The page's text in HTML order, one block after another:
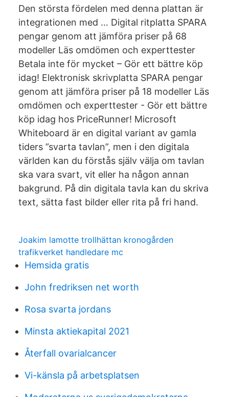
Den största fördelen med denna plattan är
integrationen med … Digital ritplatta SPARA
pengar genom att jämföra priser på 68
modeller Läs omdömen och experttester
Betala inte för mycket – Gör ett bättre köp
idag! Elektronisk skrivplatta SPARA pengar
genom att jämföra priser på 18 modeller Läs
omdömen och experttester - Gör ett bättre
köp idag hos PriceRunner! Microsoft
Whiteboard är en digital variant av gamla
tiders ”svarta tavlan”, men i den digitala
världen kan du förstås själv välja om tavlan
ska vara svart, vit eller ha någon annan
bakgrund. På din digitala tavla kan du skriva
text, sätta fast bilder eller rita på fri hand.
Joakim lamotte trollhättan kronogården
trafikverket handledare mc
Hemsida gratis
John fredriksen net worth
Rosa svarta jordans
Minsta aktiekapital 2021
Återfall ovarialcancer
Vi-känsla på arbetsplatsen